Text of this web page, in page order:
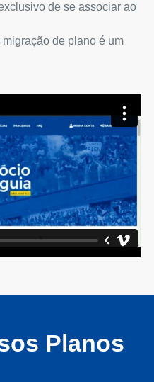
de se associar ao
de plano é um
Planos